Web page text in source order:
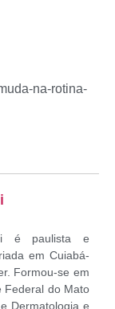
na-rotina-
é paulista e
em Cuiabá-
Formou-se em
Federal do Mato
Dermatologia e